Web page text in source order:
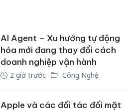
AI Agent – Xu hướng tự động
hóa mới đang thay đổi cách
doanh nghiệp vận hành
2 giờ trước Công Nghệ
Apple và các đối tác đối mặt